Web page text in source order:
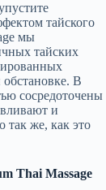
тайского
мы
тайских
В
сосредоточены
и
так же, как это
Thai Massage